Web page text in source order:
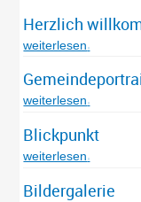
Herzlich
weiterlesen
weiterlesen
Blickpunkt
weiterlesen
Bildergalerie